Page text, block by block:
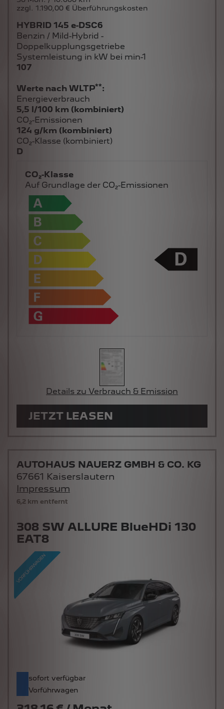
zzgl. 1.190,00 € Überführungskosten
HYBRID 145 e-DSC6
Benzin / Mild-Hybrid -
Doppelkupplungsgetriebe
Systemleistung in kW bei min-1
107
Werte nach WLTP**:
Energieverbrauch
5,5 l/100 km (kombiniert)
CO₂-Emissionen
124 g/km (kombiniert)
CO₂-Klasse (kombiniert)
D
CO₂-Klasse
Auf Grundlage der CO₂-Emissionen
Details zu Verbrauch & Emission
JETZT LEASEN
6,2 km entfernt
308 SW ALLURE BlueHDi 130
EAT8
sofort verfügbar
Vorführwagen
AUTOHAUS NAUERZ GMBH & CO. KG
67661 Kaiserslautern
Impressum